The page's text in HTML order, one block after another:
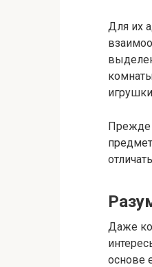
Для их
Прежде
Даже
основе